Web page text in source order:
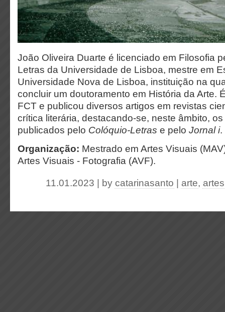
João Oliveira Duarte é licenciado em Filosofia
Letras da Universidade de Lisboa, mestre em
Universidade Nova de Lisboa, instituição na
concluir um doutoramento em História da Arte.
FCT e publicou diversos artigos em revistas
crítica literária, destacando-se, neste âmbito,
publicados pelo Colóquio-Letras e pelo Jornal i.
Organização: Mestrado em Artes Visuais
Artes Visuais - Fotografia (AVF).
11.01.2023 | by catarinasanto arte,